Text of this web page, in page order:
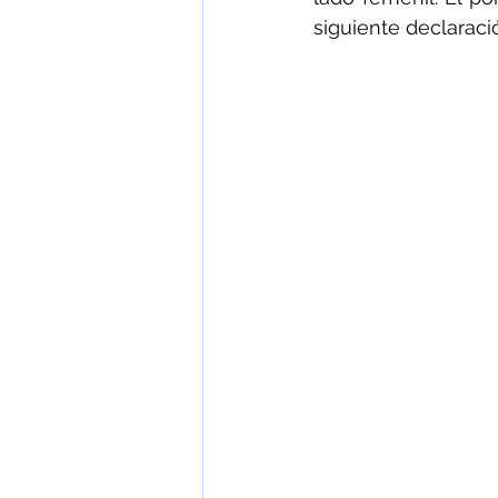
siguiente